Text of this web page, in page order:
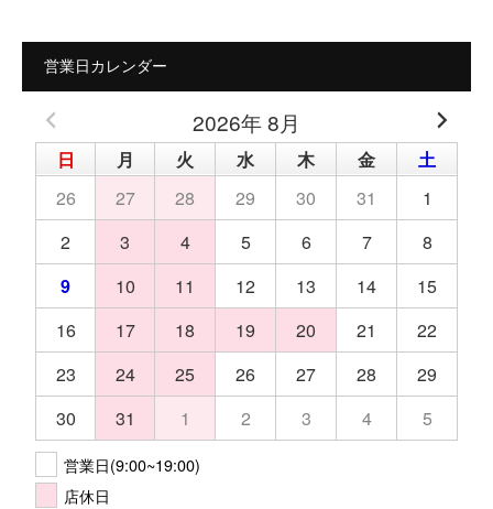
営業日カレンダー
2026年 8月
日 月 火 水 木 金
土
26
27 28 29 30 31
1
2
3 4 5 6 7
8
9
10 11 12 13 14
15
16
17 18 19 20 21
22
23
24 25 26 27 28
29
30
31 1 2 3 4 5
営業日(9:00~19:00)
店休日